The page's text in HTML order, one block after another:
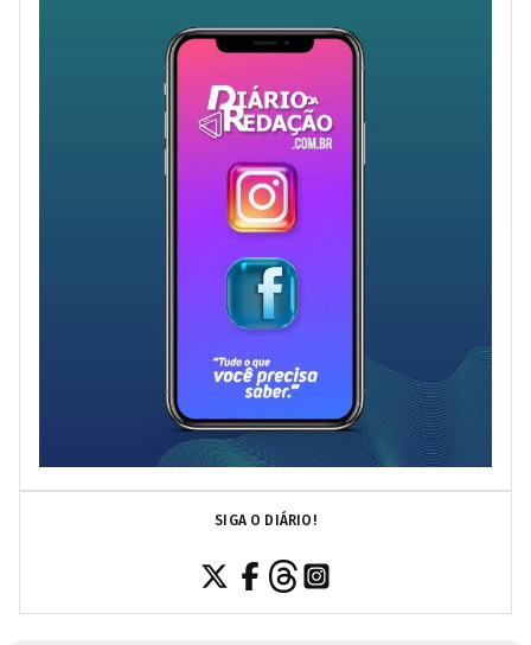
SIGA O DIÁRIO!